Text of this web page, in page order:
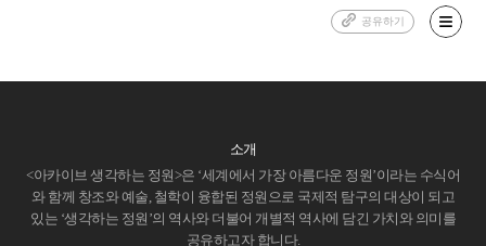
공유하기
소개
<아카이브 생각하는 정원>은 ‘세계에서 가장 아름다운 정원’이라는 수식어
와 함께 창조와 예술, 철학이 융합된 정원으로 국제적 탐구의 대상이 되고
있는 ‘생각하는 정원’의 역사와 더불어 개별적 역사에 담긴 가치와 의미를
공유하고자 합니다.